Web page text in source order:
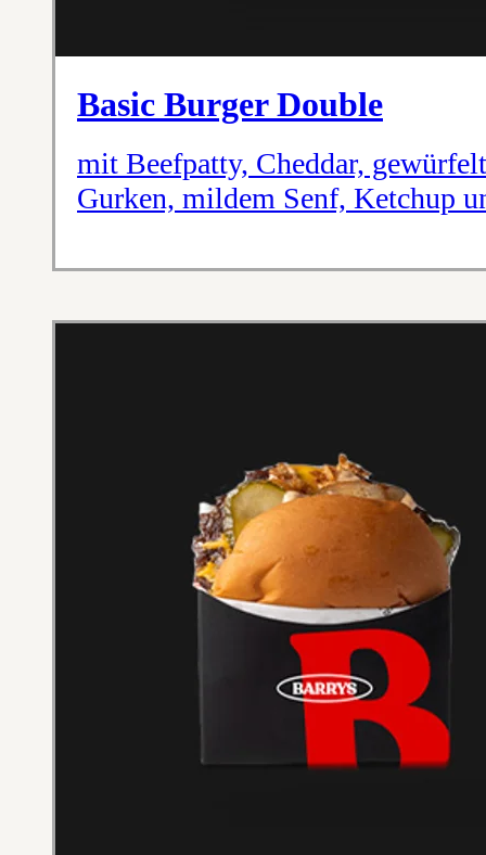
Basic Burger Double
mit Beefpatty, Cheddar,
Gurken, mildem Senf, Ketchup